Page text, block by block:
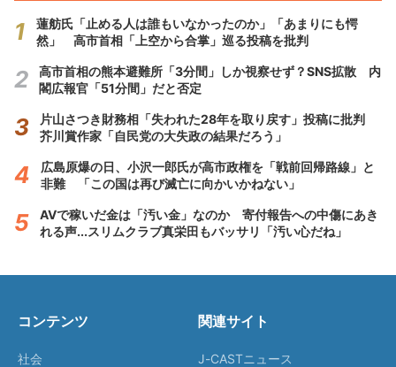
蓮舫氏「止める人は誰もいなかったのか」「あまりにも愕
然」 高市首相「上空から合掌」巡る投稿を批判
高市首相の熊本避難所「3分間」しか視察せず？SNS拡散 内
閣広報官「51分間」だと否定
片山さつき財務相「失われた28年を取り戻す」投稿に批判
芥川賞作家「自民党の大失政の結果だろう」
広島原爆の日、小沢一郎氏が高市政権を「戦前回帰路線」と
非難 「この国は再び滅亡に向かいかねない」
AVで稼いだ金は「汚い金」なのか 寄付報告への中傷にあき
れる声...スリムクラブ真栄田もバッサリ「汚い心だね」
コンテンツ
社会
関連サイト
J-CASTニュース